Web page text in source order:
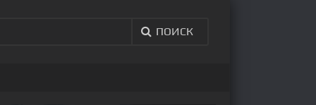
ПОИСК